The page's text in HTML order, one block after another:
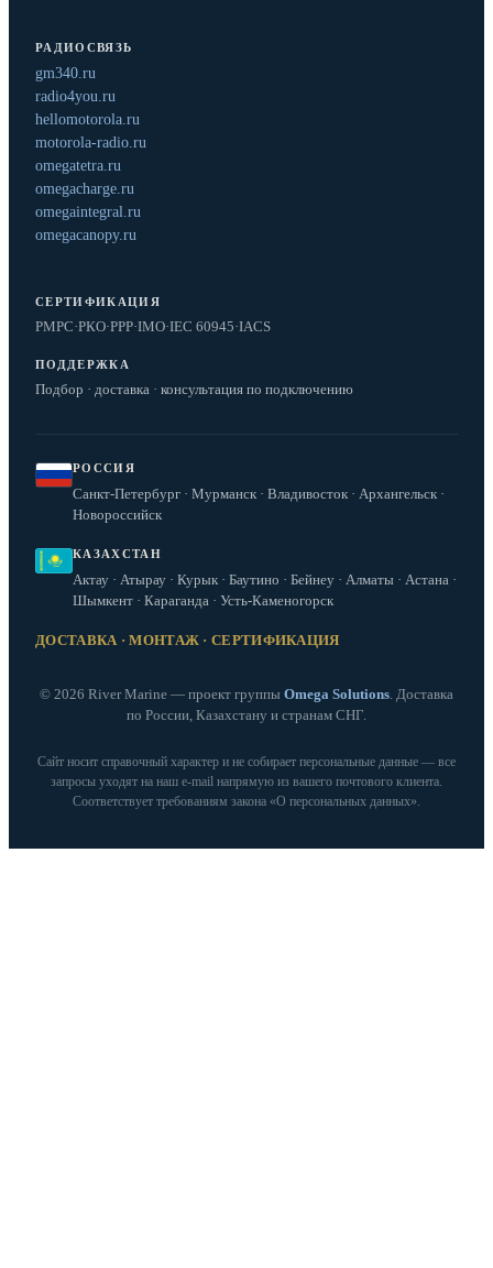
РАДИОСВЯЗЬ
gm340.ru
radio4you.ru
hellomotorola.ru
motorola-radio.ru
omegatetra.ru
omegacharge.ru
omegaintegral.ru
omegacanopy.ru
СЕРТИФИКАЦИЯ
РМРС·РКО·РРР·IMO·IEC 60945·IACS
ПОДДЕРЖКА
Подбор · доставка · консультация по подключению
РОССИЯ
Санкт-Петербург · Мурманск · Владивосток · Архангельск ·
Новороссийск
КАЗАХСТАН
Актау · Атырау · Курык · Баутино · Бейнеу · Алматы · Астана ·
Шымкент · Караганда · Усть-Каменогорск
ДОСТАВКА · МОНТАЖ · СЕРТИФИКАЦИЯ
© 2026 River Marine — проект группы Omega Solutions. Доставка
по России, Казахстану и странам СНГ.
Сайт носит справочный характер и не собирает персональные данные — все
запросы уходят на наш e‑mail напрямую из вашего почтового клиента.
Соответствует требованиям закона «О персональных данных».